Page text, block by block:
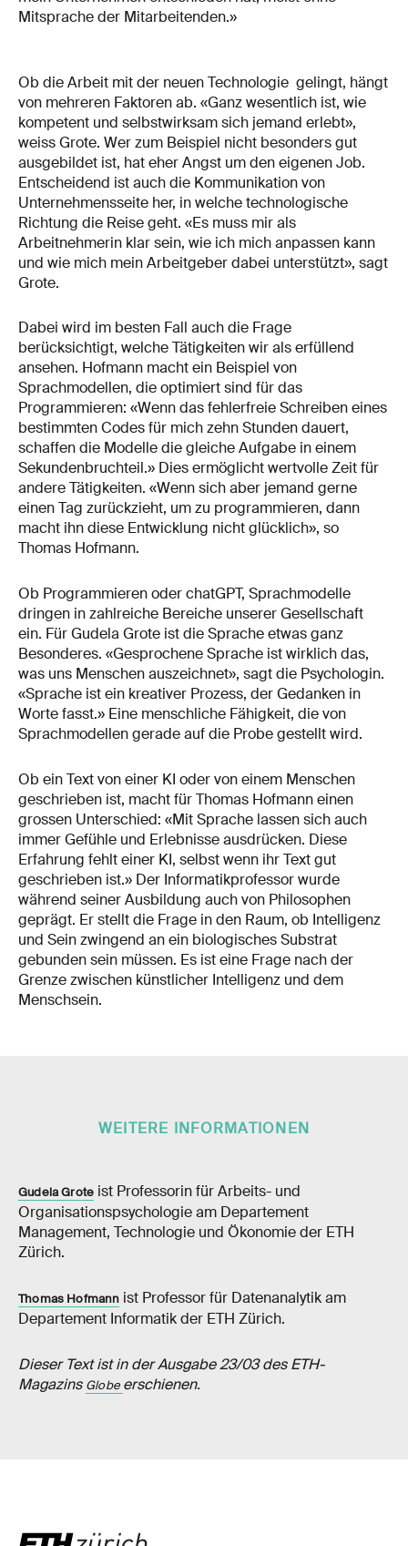
Mitsprache der Mitarbeitenden.»
Ob die Arbeit mit der neuen Technologie gelingt, hängt
von mehreren Faktoren ab. «Ganz wesentlich ist, wie
kompetent und selbstwirksam sich jemand erlebt»,
weiss Grote. Wer zum Beispiel nicht besonders gut
ausgebildet ist, hat eher Angst um den eigenen Job.
Entscheidend ist auch die Kommunikation von
Unternehmensseite her, in welche technologische
Richtung die Reise geht. «Es muss mir als
Arbeitnehmerin klar sein, wie ich mich anpassen kann
und wie mich mein Arbeitgeber dabei unterstützt», sagt
Grote.
Dabei wird im besten Fall auch die Frage
berücksichtigt, welche Tätigkeiten wir als erfüllend
ansehen. Hofmann macht ein Beispiel von
Sprachmodellen, die optimiert sind für das
Programmieren: «Wenn das fehlerfreie Schreiben eines
bestimmten Codes für mich zehn Stunden dauert,
schaffen die Modelle die gleiche Aufgabe in einem
Sekundenbruchteil.» Dies ermöglicht wertvolle Zeit für
andere Tätigkeiten. «Wenn sich aber jemand gerne
einen Tag zurückzieht, um zu programmieren, dann
macht ihn diese Entwicklung nicht glücklich», so
Thomas Hofmann.
Ob Programmieren oder chatGPT, Sprachmodelle
dringen in zahlreiche Bereiche unserer Gesellschaft
ein. Für Gudela Grote ist die Sprache etwas ganz
Besonderes. «Gesprochene Sprache ist wirklich das,
was uns Menschen auszeichnet», sagt die Psychologin.
«Sprache ist ein kreativer Prozess, der Gedanken in
Worte fasst.» Eine menschliche Fähigkeit, die von
Sprachmodellen gerade auf die Probe gestellt wird.
Ob ein Text von einer KI oder von einem Menschen
geschrieben ist, macht für Thomas Hofmann einen
grossen Unterschied: «Mit Sprache lassen sich auch
immer Gefühle und Erlebnisse ausdrücken. Diese
Erfahrung fehlt einer KI, selbst wenn ihr Text gut
geschrieben ist.» Der Informatikprofessor wurde
während seiner Ausbildung auch von Philosophen
geprägt. Er stellt die Frage in den Raum, ob Intelligenz
und Sein zwingend an ein biologisches Substrat
gebunden sein müssen. Es ist eine Frage nach der
Grenze zwischen künstlicher Intelligenz und dem
Menschsein.
WEITERE INFORMATIONEN
Gudela Grote ist Professorin für Arbeits-​ und
Organisationspsychologie am Departement
Management, Technologie und Ökonomie der ETH
Zürich.
Thomas Hofmann ist Professor für Datenanalytik am
Departement Informatik der ETH Zürich.
Dieser Text ist in der Ausgabe 23/03 des ETH-​​​​​
Magazins Globe erschienen.